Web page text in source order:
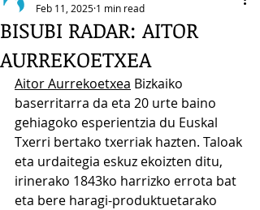
BISUBI RADAR: AITOR
AURREKOETXEA
Feb 11, 2025 1 min read
Aitor Aurrekoetxea Bizkaiko
baserritarra da eta 20 urte baino
gehiagoko esperientzia du Euskal
Txerri bertako txerriak hazten. Taloak
eta urdaitegia eskuz ekoizten ditu,
irinerako 1843ko harrizko errota bat
eta bere haragi-produktuetarako